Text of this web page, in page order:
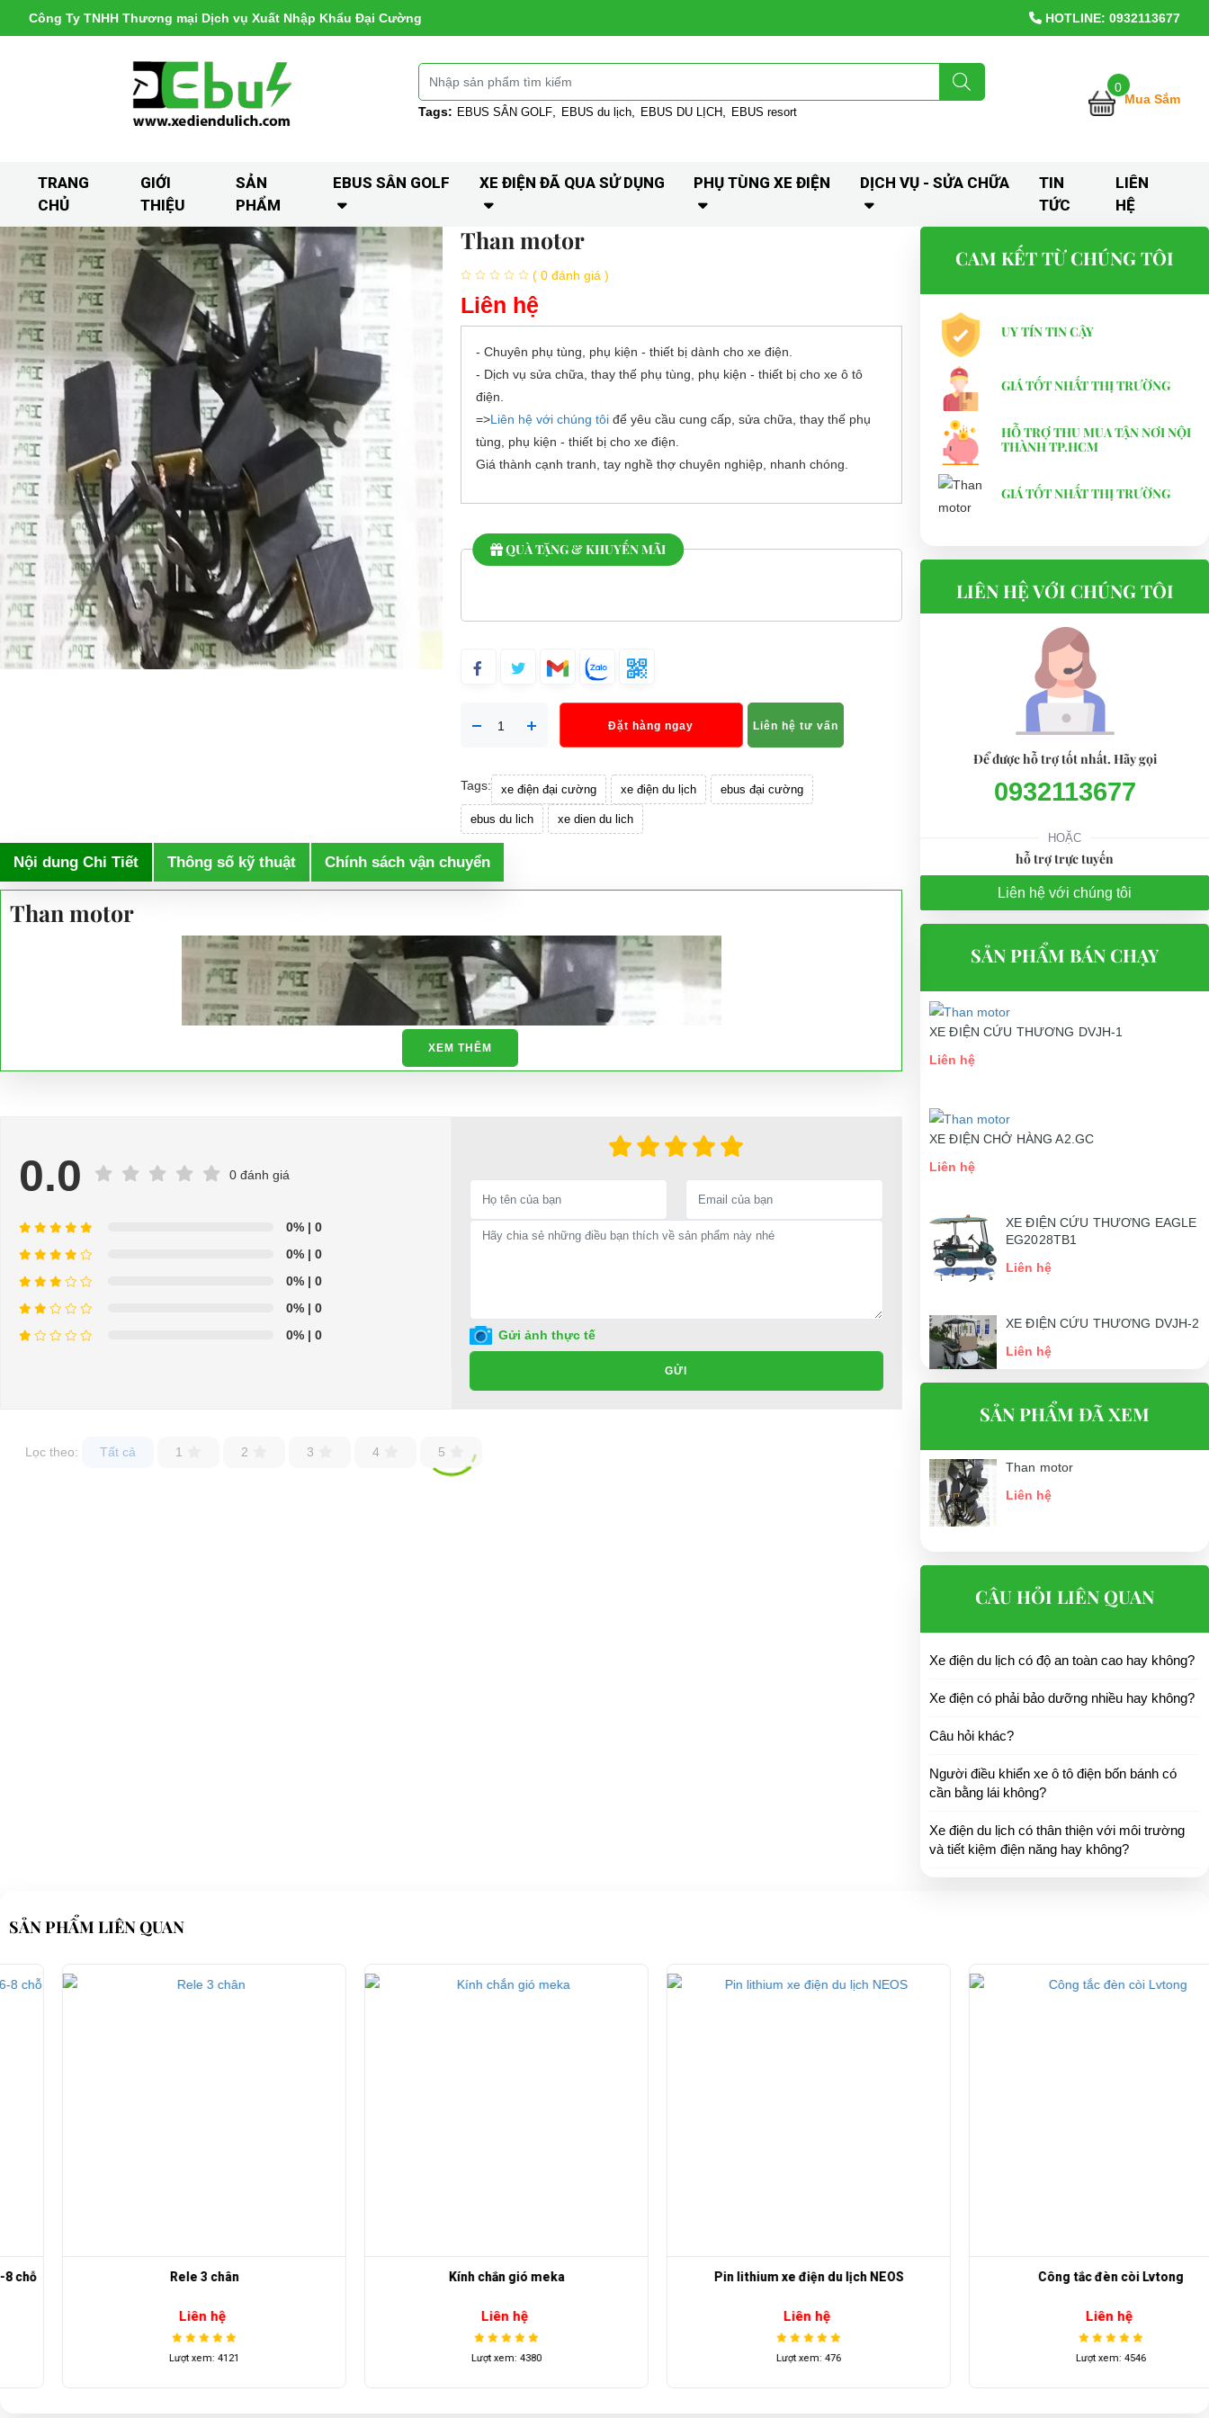
Công Ty TNHH Thương mại Dịch vụ Xuất Nhập Khẩu Đại Cường HOTLINE: 0932113677
Tags: EBUS SÂN GOLF EBUS du lịch EBUS DU LỊCH EBUS resort
0
Mua Sắm
TRANG
CHỦ
GIỚI
THIỆU
SẢN
PHẨM
EBUS SÂN GOLF XE ĐIỆN ĐÃ QUA SỬ DỤNG PHỤ TÙNG XE ĐIỆN DỊCH VỤ - SỬA CHỮA
TIN
TỨC
LIÊN
HỆ
Than motor
( 0 đánh giá )
Liên hệ
- Chuyên phụ tùng, phụ kiện - thiết bị dành cho xe điện.
- Dịch vụ sửa chữa, thay thế phụ tùng, phụ kiện - thiết bị cho xe ô tô
điện.
=>Liên hệ với chúng tôiđể yêu cầu cung cấp, sửa chữa, thay thế phụ
tùng, phụ kiện - thiết bị cho xe điện.
Giá thành cạnh tranh, tay nghề thợ chuyên nghiệp, nhanh chóng.
QUÀ TẶNG & KHUYẾN MÃI
Đặt hàng ngay Liên hệ tư vấn
Tags: xe điện đại cường xe điện du lịch ebus đại cường
ebus du lich xe dien du lich
Nội dung Chi Tiết Thông số kỹ thuật Chính sách vận chuyển
Than motor
XEM THÊM
0.0 0 đánh giá
0%| 0
0%| 0
0%| 0
0%| 0
0%| 0 Gửi ảnh thực tế
GỬI
Lọc theo: Tất cả 1 2 3 4 5
CAM KẾT TỪ CHÚNG TÔI
UY TÍN TIN CẬY
GIÁ TỐT NHẤT THỊ TRƯỜNG
HỖ TRỢ THU MUA TẬN NƠI NỘI
THÀNH TP.HCM
GIÁ TỐT NHẤT THỊ TRƯỜNG
LIÊN HỆ VỚI CHÚNG TÔI
Để được hỗ trợ tốt nhất. Hãy gọi
0932113677
HOẶC
hỗ trợ trực tuyến
Liên hệ với chúng tôi
SẢN PHẨM BÁN CHẠY
XE ĐIỆN CỨU THƯƠNG DVJH-1
Liên hệ
XE ĐIỆN CHỞ HÀNG A2.GC
Liên hệ
XE ĐIỆN CỨU THƯƠNG EAGLE
EG2028TB1
Liên hệ
XE ĐIỆN CỨU THƯƠNG DVJH-2
Liên hệ
SẢN PHẨM ĐÃ XEM
Than motor
Liên hệ
CÂU HỎI LIÊN QUAN
Xe điện du lịch có độ an toàn cao hay không?
Xe điện có phải bảo dưỡng nhiều hay không?
Câu hỏi khác?
Người điều khiển xe ô tô điện bốn bánh có
cần bằng lái không?
Xe điện du lịch có thân thiện với môi trường
và tiết kiệm điện năng hay không?
SẢN PHẨM LIÊN QUAN
Rele 3 chân
Lượt xem: 4121
Kính chắn gió meka
Lượt xem: 4380
Pin lithium xe điện du lịch NEOS
Lượt xem: 476
Công tắc đèn còi Lvtong
Lượt xem: 4546